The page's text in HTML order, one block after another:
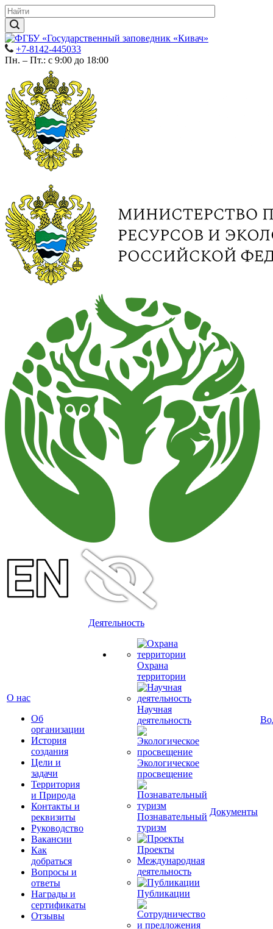
+7-8142-445033
Пн. – Пт.: с 9:00 до 18:00
О нас
Об
организации
История
создания
Цели и
задачи
Территория
и Природа
Контакты и
реквизиты
Руководство
Вакансии
Как
добраться
Вопросы и
ответы
Награды и
сертификаты
Отзывы
Деятельность
Охрана
территории
Научная
деятельность
Экологическое
просвещение
Познавательный
туризм
Проекты
Международная
деятельность
Публикации
Документы